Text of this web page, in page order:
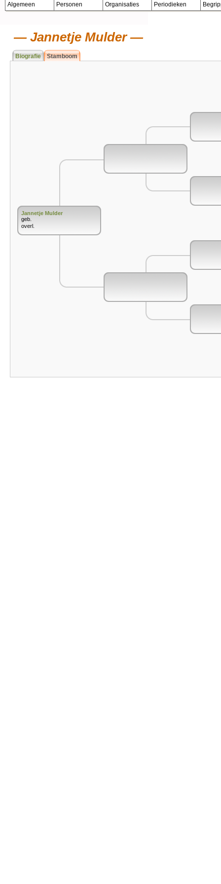
Algemeen Personen Organisaties Periodieken
Jannetje Mulder
Biografie Stamboom
Jannetje Mulder
geb.
overl.